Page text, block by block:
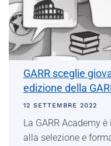
GARR sceglie
edizione della
12 SETTEMBRE 2022
La GARR Academy
alla selezione e